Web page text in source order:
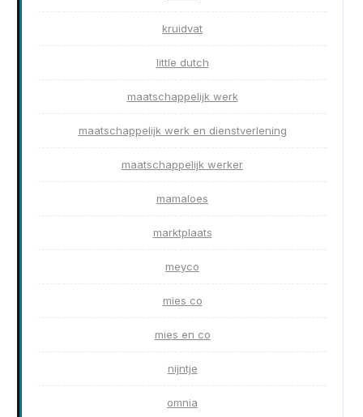
kruidvat
little dutch
maatschappelijk werk
maatschappelijk werk en dienstverlening
maatschappelijk werker
mamaloes
marktplaats
meyco
mies co
mies en co
nijntje
omnia